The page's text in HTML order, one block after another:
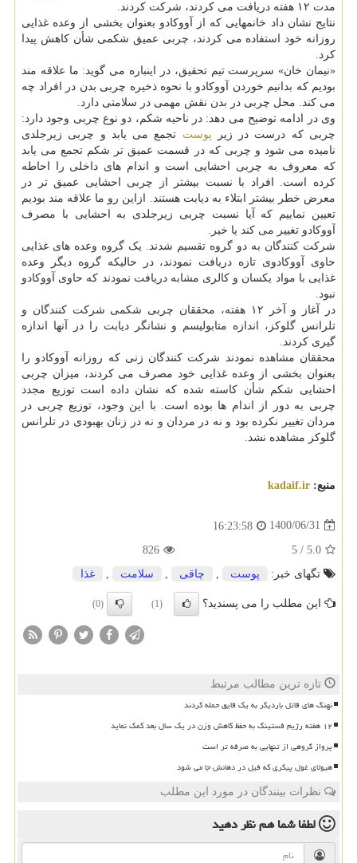
مدت ۱۲ هفته دریافت می کردند، شرکت کردند.
نتایج نشان داد خانمهایی که از آووکادو بعنوان بخشی از وعده غذایی
روزانه خود استفاده می کردند، چربی عمیق شکمی شأن کاهش پیدا
کرد.
«نیمان خان» سرپرست تیم تحقیق، در اینباره می گوید: ما علاقه مند
بودیم که بدانیم خوردن آووکادو با نحوه ذخیره چربی بدن در افراد چه
می کند. محل چربی در بدن نقش مهمی در سلامتی دارد.
وی در ادامه توضیح می دهد: در ناحیه شکم، دو نوع چربی وجود دارد:
چربی که درست در زیر پوست تجمع می یابد و چربی زیرجلدی
نامیده می شود و چربی که در قسمت عمیق تر شکم تجمع می یابد
که معروف به چربی احشایی است و اندام های داخلی را احاطه
کرده است. افراد با نسبت بیشتر از چربی احشایی عمیق تر در
معرض خطر بیشتر ابتلاء به دیابت هستند. ازاین رو ما علاقه مند بودیم
تعیین نماییم که آیا نسبت چربی زیرجلدی به احشایی با مصرف
آووکادو تغییر می کند یا خیر.
شرکت کنندگان به دو گروه تقسیم شدند. یک گروه وعده های غذایی
حاوی آووکادوی تازه دریافت نمودند، در حالیکه گروه دیگر وعده
غذایی با مواد یکسان و کالری مشابه دریافت نمودند که حاوی آووکادو
نبود.
در آغاز و آخر ۱۲ هفته، محققان چربی شکمی شرکت کنندگان و
تلرانس گلوکز، اندازه متابولیسم و نشانگر دیابت را در آنها اندازه
گیری کردند.
محققان مشاهده نمودند شرکت کنندگان زنی که روزانه آووکادو را
بعنوان بخشی از وعده غذایی خود مصرف می کردند، میزان چربی
احشایی شکم شأن کاسته شده که نشان داده است توزیع مجدد
چربی به دور از اندام ها بوده است. با این وجود، توزیع چربی در
مردان تغییر نکرده بود و نه در مردان و نه در زنان بهبودی در تلرانس
گلوکز مشاهده نشد.
منبع: kadaif.ir
1400/06/31
16:23:58
5.0
/
5
826
تگهای خبر:
پوست چاقی سلامت غذا
این مطلب را می پسندید؟ (1)
(0)
تازه ترین مطالب مرتبط
نهنگ های قاتل باردیگر به یک قایق حمله کردند
۱۲ هفته رژیم فستینگ به حفظ کاهش وزن در یک سال بعد کمک نماید
پرواز گروهی از تنهایی به صرفه تر است
هیولای غول پیکری که فیل در دهانش جا می شود
نظرات بینندگان در مورد این مطلب
لطفا شما همنظر دهید